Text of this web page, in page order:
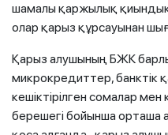
шамалы қаржылық
олар қарыз құрсауынан
Қарыз алушының БЖК
микрокредиттер, банктік
кешіктірілген сомалар
берешегі бойынша орташа